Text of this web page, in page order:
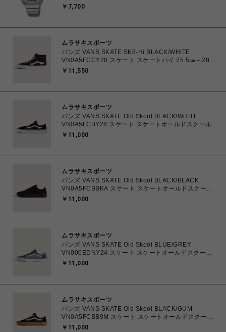
正規品 【 北海道/沖縄/離島 着払い】
￥7,700
ムラサキスポーツ
バンズ VANS SKATE SK8-Hi BLACK/WHITE
VN0A5FCCY28 スケート スケートハイ 25.5㎝～28.0
㎝ スニーカー メンズ シューズ 0194905568090 【送
￥11,550
ムラサキスポーツ
バンズ VANS SKATE Old Skool BLACK/WHITE
VN0A5FCBY28 スケート スケートオールドスクール
23.5㎝～28.0㎝ スニーカー メンズ レディース シュー
￥11,000
ムラサキスポーツ
バンズ VANS SKATE Old Skool BLACK/BLACK
VN0A5FCBBKA スケート スケートオールドスクール
26.0㎝～28.0㎝ スニーカー メンズ シューズ
￥11,000
ムラサキスポーツ
バンズ VANS SKATE Old Skool BLUE/GREY
VN000EDNY24 スケート スケートオールドスクール
26.0㎝～28.0㎝ スニーカー メンズ シューズ
￥11,000
ムラサキスポーツ
バンズ VANS SKATE Old Skool BLACK/GUM
VN0A5FCBB9M スケート スケートオールドスクール
23.5㎝～28.0㎝ スニーカー メンズ レディース シュー
￥11,000